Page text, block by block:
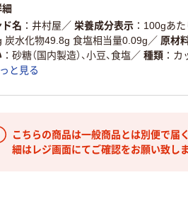
名 井村屋 ／ 栄養成分表示
100gあ
炭水化物49.8g 食塩相当量0.09g ／ 原材
砂糖（国内製造）、小豆、食塩／ 種類 カ
と見る
こちらの商品は一般商品とは別便で届
細はレジ画面にてご確認をお願い致しま